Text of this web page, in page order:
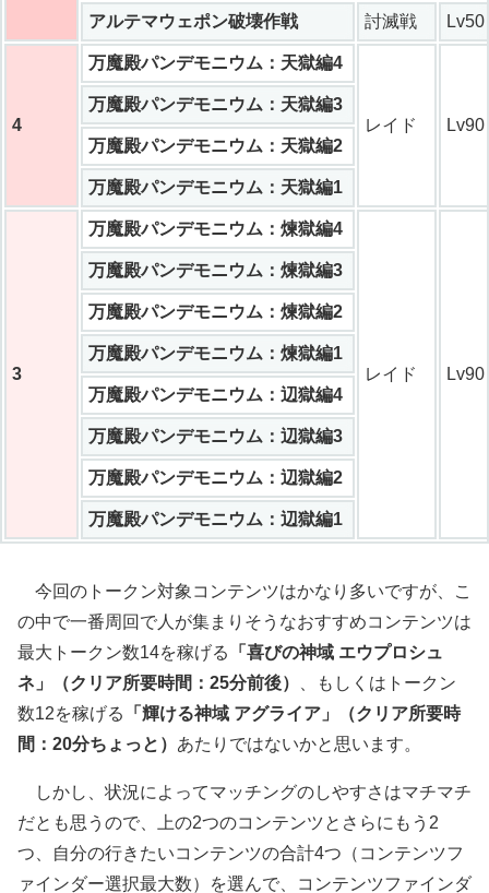
アルテマウェポン破壊作戦 討滅戦 Lv50
4
万魔殿パンデモニウム：天獄編4
レイド Lv90
万魔殿パンデモニウム：天獄編3
万魔殿パンデモニウム：天獄編2
万魔殿パンデモニウム：天獄編1
3
万魔殿パンデモニウム：煉獄編4
レイド Lv90
万魔殿パンデモニウム：煉獄編3
万魔殿パンデモニウム：煉獄編2
万魔殿パンデモニウム：煉獄編1
万魔殿パンデモニウム：辺獄編4
万魔殿パンデモニウム：辺獄編3
万魔殿パンデモニウム：辺獄編2
万魔殿パンデモニウム：辺獄編1
今回のトークン対象コンテンツはかなり多いですが、こ
の中で一番周回で人が集まりそうなおすすめコンテンツは
最大トークン数14を稼げる
「喜びの神域 エウプロシュ
ネ」（クリア所要時間：25分前後）
、もしくはトークン
数12を稼げる
「輝ける神域 アグライア」（クリア所要時
間：20分ちょっと） あたりではないかと思います。
しかし、状況によってマッチングのしやすさはマチマチ
だとも思うので、上の2つのコンテンツとさらにもう2
つ、自分の行きたいコンテンツの合計4つ（コンテンツフ
ァインダー選択最大数）を選んで、コンテンツファインダ